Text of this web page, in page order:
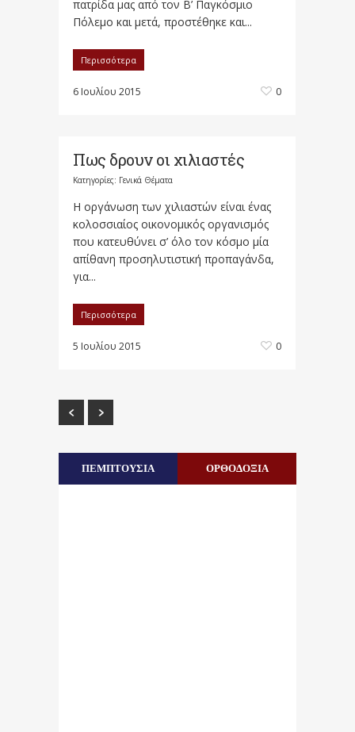
πατρίδα μας από τον Β’ Παγκόσμιο
Πόλεμο και μετά, προστέθηκε και...
Περισσότερα
6 Ιουλίου 2015 0
Πως δρουν οι χιλιαστές
Κατηγορίες: Γενικά Θέματα
Η οργάνωση των χιλιαστών είναι ένας
κολοσσιαίος οικονομικός οργανισμός
που κατευθύνει σ’ όλο τον κόσμο μία
απίθανη προσηλυτιστική προπαγάνδα,
για...
Περισσότερα
5 Ιουλίου 2015 0
ΠΕΜΠΤΟΥΣΙΑ ΟΡΘΟΔΟΞΙΑ